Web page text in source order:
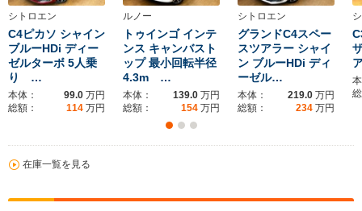
シトロエン
C4ピカソ シャイン
ブルーHDi ディー
ゼルターボ 5人乗
り …
本体： 99.0 万円
総額：
114 万円
ルノー
トゥインゴ インテ
ンス キャンバスト
ップ 最小回転半径
4.3m …
本体： 139.0 万円
総額：
154 万円
シトロエン
グランドC4スペー
スツアラー シャイ
ン ブルーHDi ディ
ーゼル…
本体： 219.0 万円
総額：
234 万円
在庫一覧を見る